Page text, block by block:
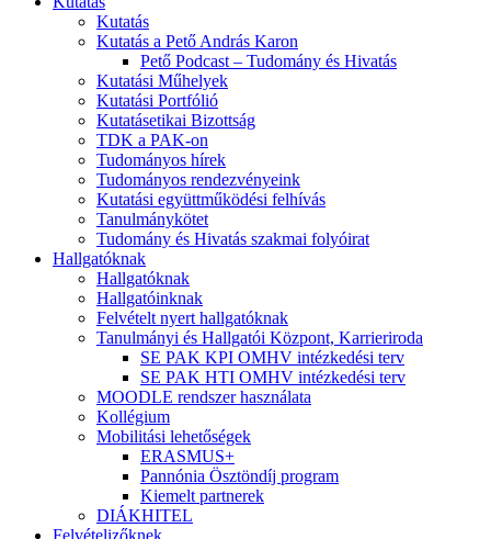
Kutatás
Kutatás a Pető András Karon
Pető Podcast – Tudomány és Hivatás
Kutatási Műhelyek
Kutatási Portfólió
Kutatásetikai Bizottság
TDK a PAK-on
Tudományos hírek
Tudományos rendezvényeink
Kutatási együttműködési felhívás
Tanulmánykötet
Tudomány és Hivatás szakmai folyóirat
Hallgatóknak
Hallgatóknak
Hallgatóinknak
Felvételt nyert hallgatóknak
Tanulmányi és Hallgatói Központ, Karrieriroda
SE PAK KPI OMHV intézkedési terv
SE PAK HTI OMHV intézkedési terv
MOODLE rendszer használata
Kollégium
Mobilitási lehetőségek
ERASMUS+
Pannónia Ösztöndíj program
Kiemelt partnerek
DIÁKHITEL